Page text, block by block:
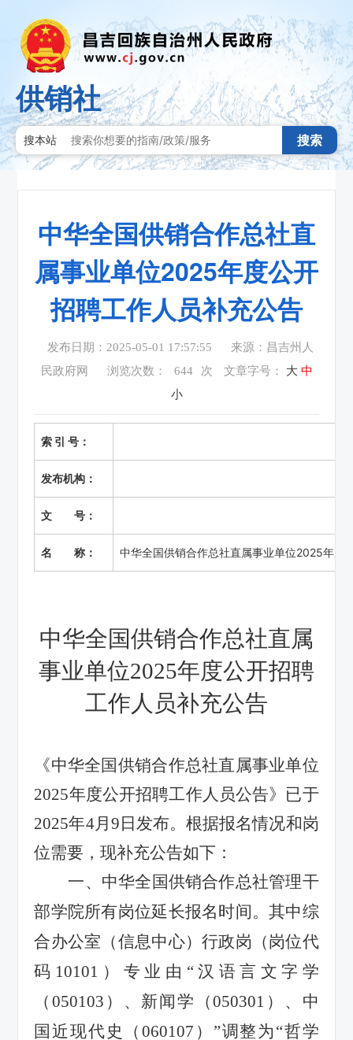
供销社
搜本站 搜索
中华全国供销合作总社直
属事业单位2025年度公开
招聘工作人员补充公告
发布日期：2025-05-01 17:57:55
来源：昌吉州人
民政府网
浏览次数： 644 次 文章字号： 大 中
小
索 引 号：
发布机构：
文 号：
名 称： 中华全国供销合作总社直属事业单位2025年度
中华全国供销合作总社直属
事业单位2025年度公开招聘
工作人员补充公告
《中华全国供销合作总社直属事业单位
2025年度公开招聘工作人员公告》已于
2025年4月9日发布。根据报名情况和岗
位需要，现补充公告如下：
一、中华全国供销合作总社管理干
部学院所有岗位延长报名时间。其中综
合办公室（信息中心）行政岗（岗位代
码10101）专业由“汉语言文字学
（050103）、新闻学（050301）、中
国近现代史（060107）”调整为“哲学